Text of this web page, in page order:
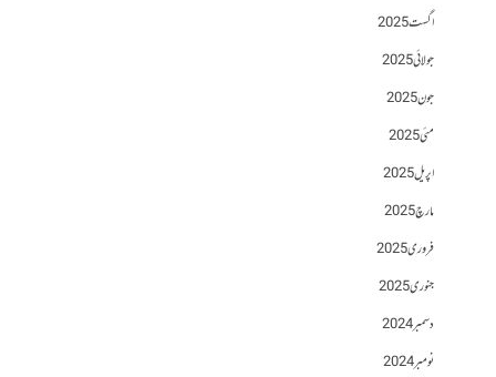
اگست 2025
جولائی 2025
جون 2025
مئی 2025
اپریل 2025
مارچ 2025
فروری 2025
جنوری 2025
دسمبر 2024
نومبر 2024